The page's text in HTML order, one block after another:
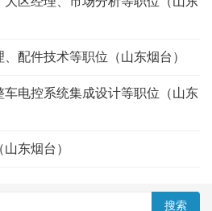
配件技术等职位（山东烟台）
电控系统集成设计等职位（山东
东烟台）